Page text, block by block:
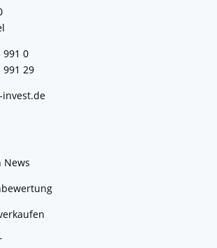
991 0
29
invest.de